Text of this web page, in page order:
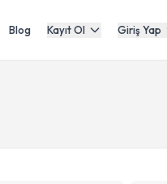
Blog Kayıt Ol Giriş Yap